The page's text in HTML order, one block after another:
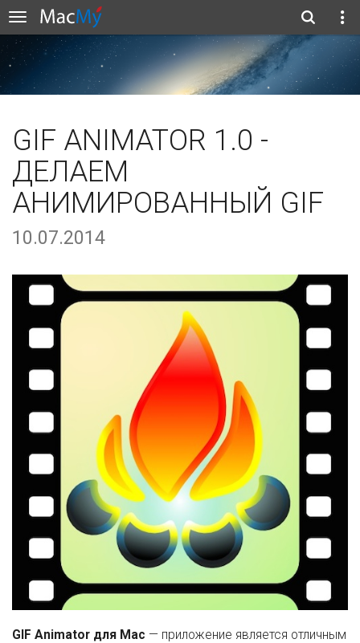
GIF ANIMATOR 1.0 -
ДЕЛАЕМ
АНИМИРОВАННЫЙ GIF
10.07.2014
GIF Animator для Mac — приложение является отличным